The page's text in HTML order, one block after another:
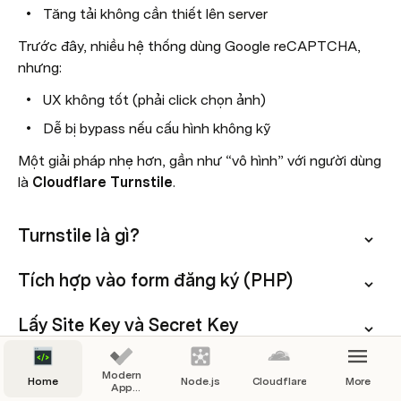
Tăng tải không cần thiết lên server
Trước đây, nhiều hệ thống dùng Google reCAPTCHA,
nhưng:
UX không tốt (phải click chọn ảnh)
Dễ bị bypass nếu cấu hình không kỹ
Một giải pháp nhẹ hơn, gần như “vô hình” với người dùng
là Cloudflare Turnstile.
Turnstile là gì?
Tích hợp vào form đăng ký (PHP)
Lấy Site Key và Secret Key
Một số lưu ý quan trọng (Best Practices)
Home
Modern
App
Node.js Cloudflare More